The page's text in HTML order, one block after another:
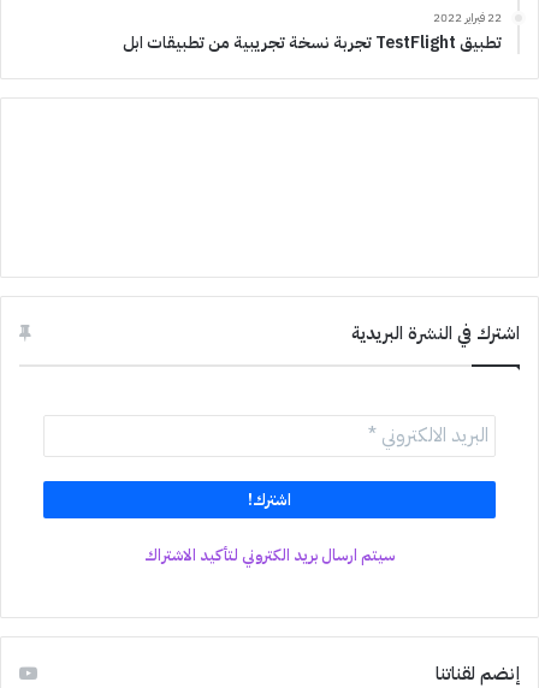
22 فبراير 2022
تطبيق TestFlight تجربة نسخة تجريبية من تطبيقات ابل
اشترك في النشرة البريدية
سيتم ارسال بريد الكتروني لتأكيد الاشتراك
إنضم لقناتنا